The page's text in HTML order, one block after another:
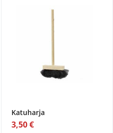
Katuharja
3,50 €